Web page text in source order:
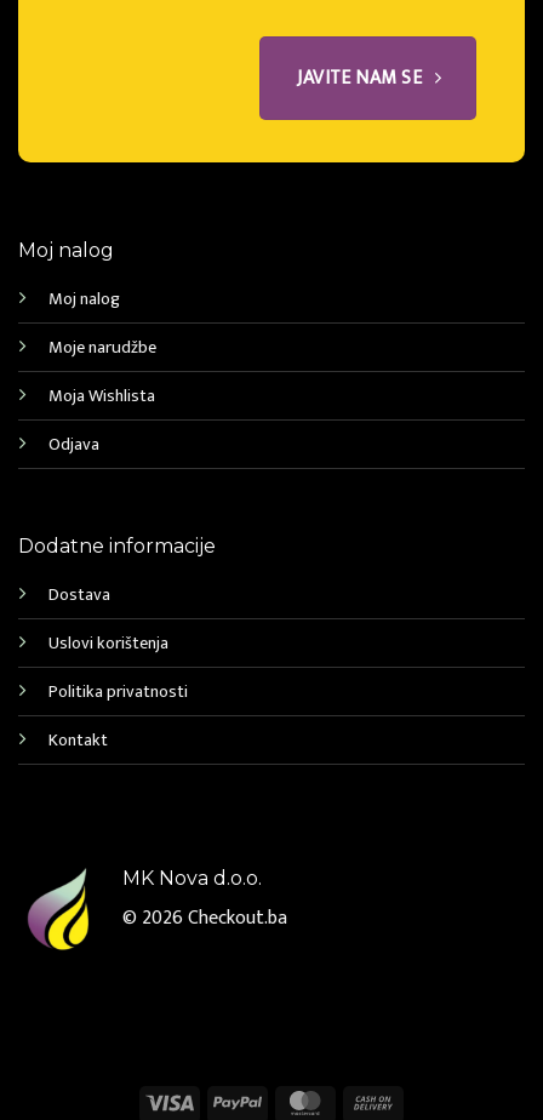
JAVITE NAM SE
Moj nalog
Moj nalog
Moje narudžbe
Moja Wishlista
Odjava
Dodatne informacije
Dostava
Uslovi korištenja
Politika privatnosti
Kontakt
MK Nova d.o.o.
© 2026Checkout.ba